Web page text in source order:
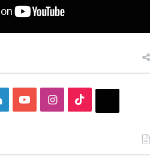
LinkedInYouTubeInstagram